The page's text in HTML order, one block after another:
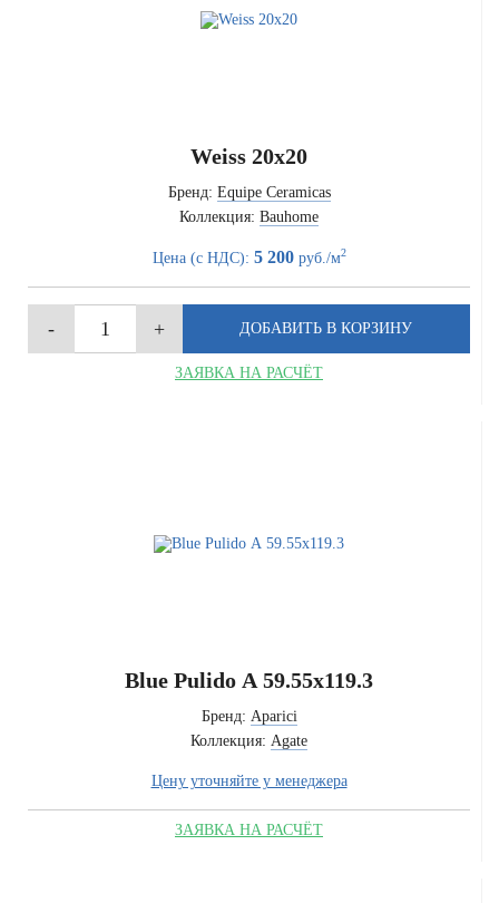
Weiss 20x20
Бренд: Equipe Ceramicas
Коллекция: Bauhome
Цена (с НДС): 5 200руб./м2
ЗАЯВКА НА РАСЧЁТ
Blue Pulido А 59.55x119.3
Бренд: Aparici
Коллекция: Agate
Цену уточняйте у менеджера
ЗАЯВКА НА РАСЧЁТ